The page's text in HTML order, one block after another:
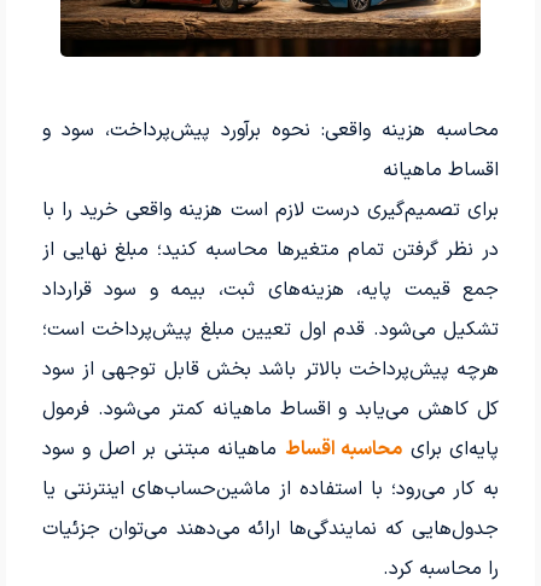
محاسبه هزینه واقعی: نحوه برآورد پیش‌پرداخت، سود و
اقساط ماهیانه
برای تصمیم‌گیری درست لازم است هزینه واقعی خرید را با
در نظر گرفتن تمام متغیرها محاسبه کنید؛ مبلغ نهایی از
جمع قیمت پایه، هزینه‌های ثبت، بیمه و سود قرارداد
تشکیل می‌شود. قدم اول تعیین مبلغ پیش‌پرداخت است؛
هرچه پیش‌پرداخت بالاتر باشد بخش قابل توجهی از سود
کل کاهش می‌یابد و اقساط ماهیانه کمتر می‌شود. فرمول
پایه‌ای برای محاسبه اقساط ماهیانه مبتنی بر اصل و سود
به کار می‌رود؛ با استفاده از ماشین‌حساب‌های اینترنتی یا
جدول‌هایی که نمایندگی‌ها ارائه می‌دهند می‌توان جزئیات
را محاسبه کرد.